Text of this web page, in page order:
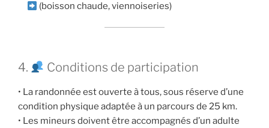
(boisson chaude, viennoiseries)
4. Conditions de participation
• La randonnée est ouverte à tous, sous réserve d’une
condition physique adaptée à un parcours de 25 km.
• Les mineurs doivent être accompagnés d’un adulte